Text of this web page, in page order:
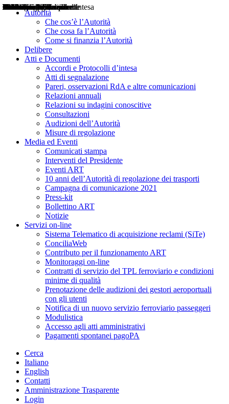
Autorità
Che cos’è l’Autorità
Che cosa fa l’Autorità
Come si finanzia l’Autorità
Delibere
Atti e Documenti
Accordi e Protocolli d’intesa
Atti di segnalazione
Pareri, osservazioni RdA e altre comunicazioni
Relazioni annuali
Relazioni su indagini conoscitive
Consultazioni
Audizioni dell’Autorità
Misure di regolazione
Media ed Eventi
Comunicati stampa
Interventi del Presidente
Eventi ART
10 anni dell’Autorità di regolazione dei trasporti
Campagna di comunicazione 2021
Press-kit
Bollettino ART
Notizie
Servizi on-line
Sistema Telematico di acquisizione reclami (SiTe)
ConciliaWeb
Contributo per il funzionamento ART
Monitoraggi on-line
Contratti di servizio del TPL ferroviario e condizioni
minime di qualità
Prenotazione delle audizioni dei gestori aeroportuali
con gli utenti
Notifica di un nuovo servizio ferroviario passeggeri
Modulistica
Accesso agli atti amministrativi
Pagamenti spontanei pagoPA
Cerca
Italiano
English
Contatti
Amministrazione Trasparente
Login
Delibere
Pareri
Consultazioni
Audizioni
Atti di Segnalazione
Accordi e Protocolli d'Intesa
Relazioni annuali
Misure di regolazione
Notizie
Comunicati Stampa
Bollettini ART
Convegni ART
Interviste del Presidente
Articoli in primo piano
Interventi del Presidente
2004
2005
2010
2013
2014
2015
2016
2017
2018
2019
202
2020
2021
2022
2023
2024
2025
2026
Aereo
Marittimo
Terrestre